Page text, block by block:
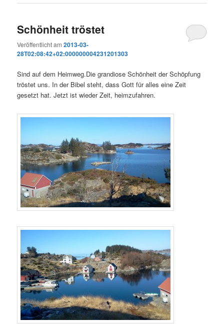
Schönheit tröstet
Veröffentlicht am2013-03-
28T02:08:42+02:000000004231201303
Sind auf dem Heimweg.Die grandiose Schönheit der Schöpfung
tröstet uns. In der Bibel steht, dass Gott für alles eine Zeit
gesetzt hat. Jetzt ist wieder Zeit, heimzufahren.